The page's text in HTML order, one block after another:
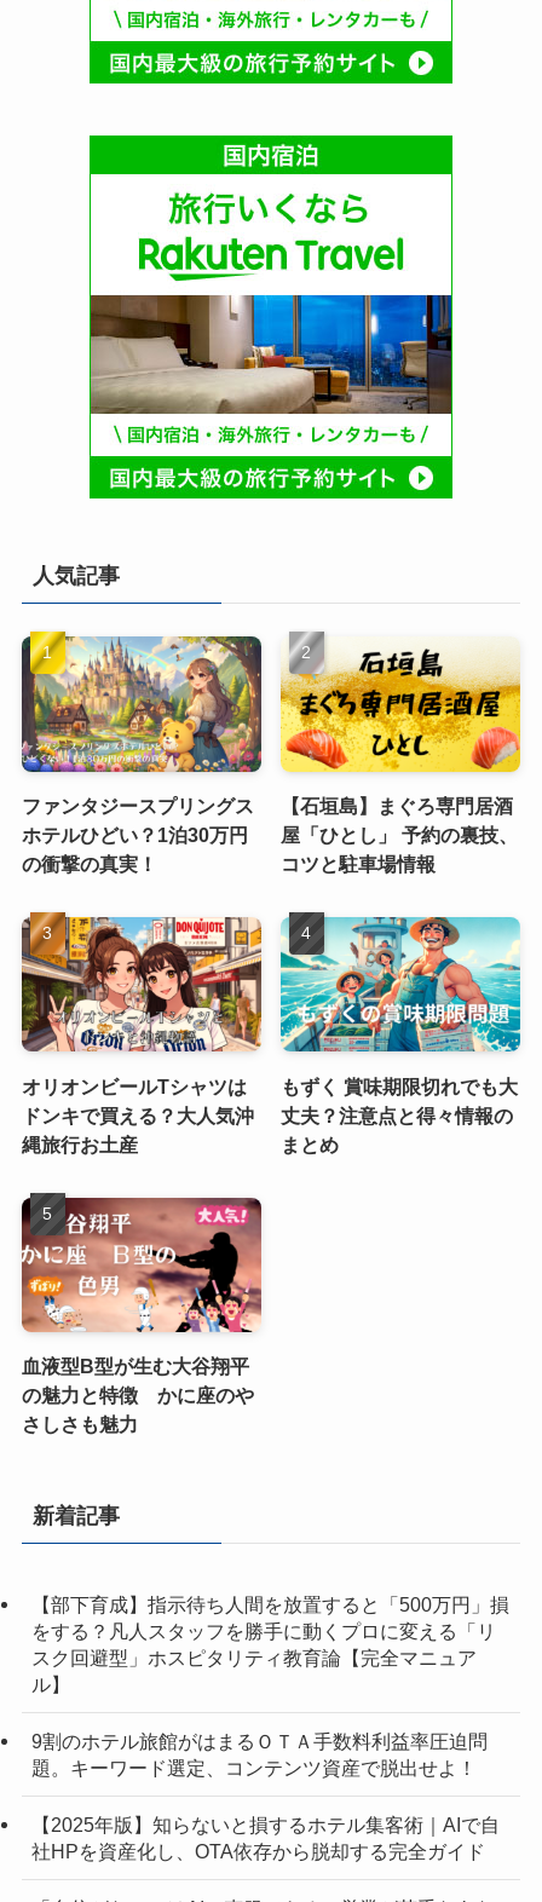
人気記事
ファンタジースプリングス
ホテルひどい？1泊30万円
の衝撃の真実！
【石垣島】まぐろ専門居酒
屋「ひとし」 予約の裏技、
コツと駐車場情報
オリオンビールTシャツは
ドンキで買える？大人気沖
縄旅行お土産
もずく 賞味期限切れでも大
丈夫？注意点と得々情報の
まとめ
血液型B型が生む大谷翔平
の魅力と特徴 かに座のや
さしさも魅力
新着記事
【部下育成】指示待ち人間を放置すると「500万円」損
をする？凡人スタッフを勝手に動くプロに変える「リ
スク回避型」ホスピタリティ教育論【完全マニュア
ル】
9割のホテル旅館がはまるＯＴＡ手数料利益率圧迫問
題。キーワード選定、コンテンツ資産で脱出せよ！
【2025年版】知らないと損するホテル集客術｜AIで自
社HPを資産化し、OTA依存から脱却する完全ガイド